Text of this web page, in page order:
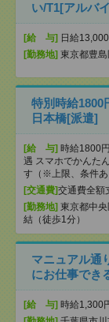
い/T1[アルバ
[給 与] 日給
[勤務地] 東京都豊島
特別時給
日本橋[派遣]
[給 与] 時給1800
遇 スマホでかんた
す（※上限、条件あ
[交通費]交通費全額
[勤務地] 東京都中
結（徒歩1分）
マニュアル通
にお仕事でき
[給 与] 時給1,300